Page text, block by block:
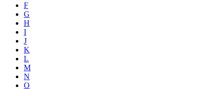
F
G
H
I
J
K
L
M
N
O